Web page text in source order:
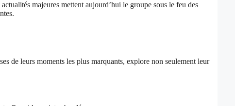
majeures mettent aujourd’hui le groupe sous le feu des
de leurs moments les plus marquants, explore non seulement leur